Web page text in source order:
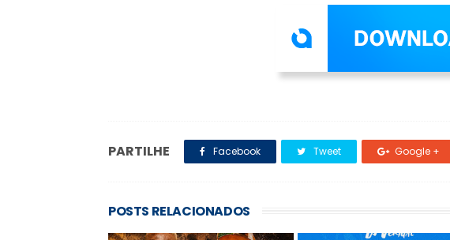
PARTILHE Facebook Tweet Google +
POSTS RELACIONADOS